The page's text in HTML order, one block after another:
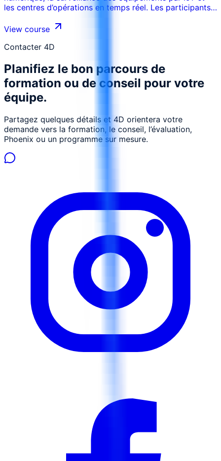
les centres d’opérations en temps réel. Les participants
collectées, validées, visualisées et utilisées pour la
décision opérationnelle rapide.
View course
Contacter 4D
Planifiez le bon parcours de
formation ou de conseil pour votre
équipe.
Partagez quelques détails et 4D orientera votre
demande vers la formation, le conseil, l’évaluation,
Phoenix ou un programme sur mesure.